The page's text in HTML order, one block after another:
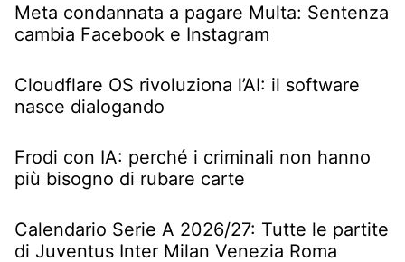
Meta condannata a pagare Multa: Sentenza
cambia Facebook e Instagram
Cloudflare OS rivoluziona l’AI: il software
nasce dialogando
Frodi con IA: perché i criminali non hanno
più bisogno di rubare carte
Calendario Serie A 2026/27: Tutte le partite
di Juventus Inter Milan Venezia Roma